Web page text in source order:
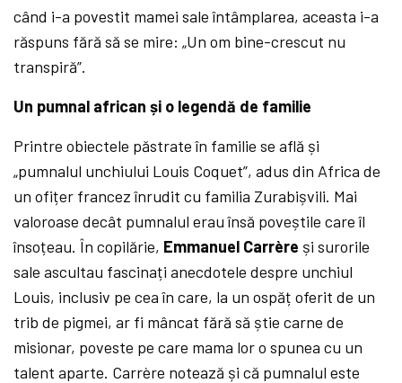
când i-a povestit mamei sale întâmplarea, aceasta i-a
răspuns fără să se mire: „Un om bine-crescut nu
transpiră”.
Un pumnal african și o legendă de familie
Printre obiectele păstrate în familie se află și
„pumnalul unchiului Louis Coquet”, adus din Africa de
un ofițer francez înrudit cu familia Zurabișvili. Mai
valoroase decât pumnalul erau însă poveștile care îl
însoțeau. În copilărie, Emmanuel Carrère și surorile
sale ascultau fascinați anecdotele despre unchiul
Louis, inclusiv pe cea în care, la un ospăț oferit de un
trib de pigmei, ar fi mâncat fără să știe carne de
misionar, poveste pe care mama lor o spunea cu un
talent aparte. Carrère notează și că pumnalul este